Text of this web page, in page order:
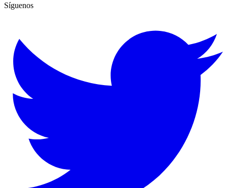
Síguenos